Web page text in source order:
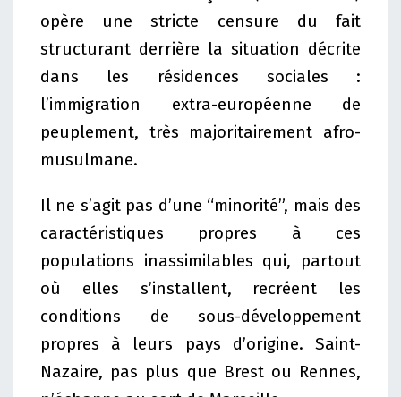
opère une stricte censure du fait
structurant derrière la situation décrite
dans les résidences sociales :
l’immigration extra-européenne de
peuplement, très majoritairement afro-
musulmane.
Il ne s’agit pas d’une “minorité”, mais des
caractéristiques propres à ces
populations inassimilables qui, partout
où elles s’installent, recréent les
conditions de sous-développement
propres à leurs pays d’origine. Saint-
Nazaire, pas plus que Brest ou Rennes,